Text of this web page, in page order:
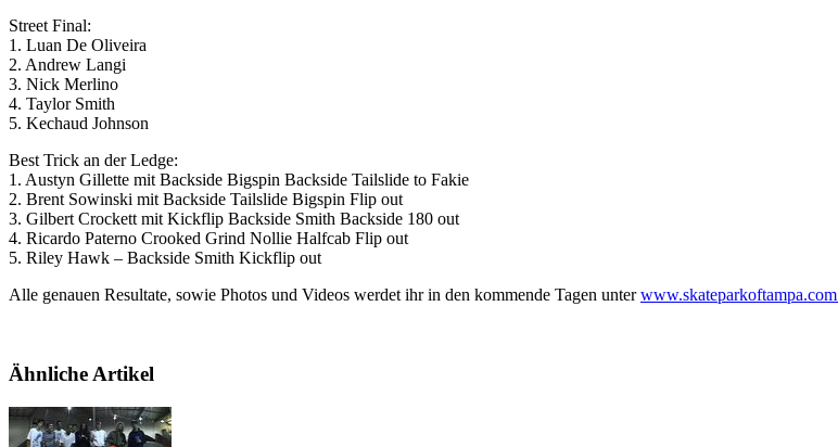
Street Final:
1. Luan De Oliveira
2. Andrew Langi
3. Nick Merlino
4. Taylor Smith
5. Kechaud Johnson
Best Trick an der Ledge:
1. Austyn Gillette mit Backside Bigspin Backside Tailslide to Fakie
2. Brent Sowinski mit Backside Tailslide Bigspin Flip out
3. Gilbert Crockett mit Kickflip Backside Smith Backside 180 out
4. Ricardo Paterno Crooked Grind Nollie Halfcab Flip out
5. Riley Hawk – Backside Smith Kickflip out
Alle genauen Resultate, sowie Photos und Videos werdet ihr in den kommende Tagen unterwww.skateparkoftampa.com
Ähnliche Artikel